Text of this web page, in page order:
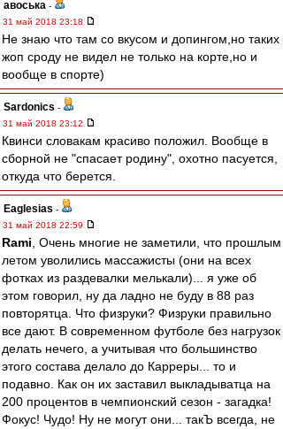
авоська -
31 май 2018 23:18
Не знаю что там со вкусом и допингом,но таких
жоп сроду не видел не только на корте,но и
вообще в спорте)
Sardonics -
31 май 2018 23:12
Квинси словакам красиво положил. Вообще в
сборной не "спасает родину", охотно пасуется,
откуда что берется.
Eaglesias -
31 май 2018 22:59
Rami , Очень многие не заметили, что прошлым
летом уволились массажисты (они на всех
фотках из раздевалки мелькали)... я уже об
этом говорил, ну да ладно не буду в 88 раз
повторятца. Что физруки? Физруки правильно
все дают. В современном футболе без нагрузок
делать нечего, а учитывая что большинство
этого состава делало до Карреры... то и
подавно. Как он их заставил выкладыватца на
200 процентов в чемпионский сезон - загадка!
Фокус! Чудо! Ну не могут они... такЪ всегда, не